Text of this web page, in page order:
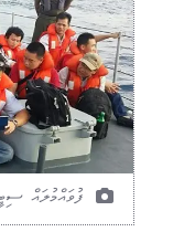
ފުވައްމުލައް